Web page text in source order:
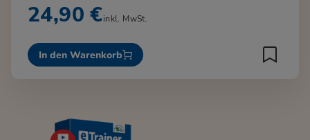
24,90 €inkl. MwSt.
In den Warenkorb